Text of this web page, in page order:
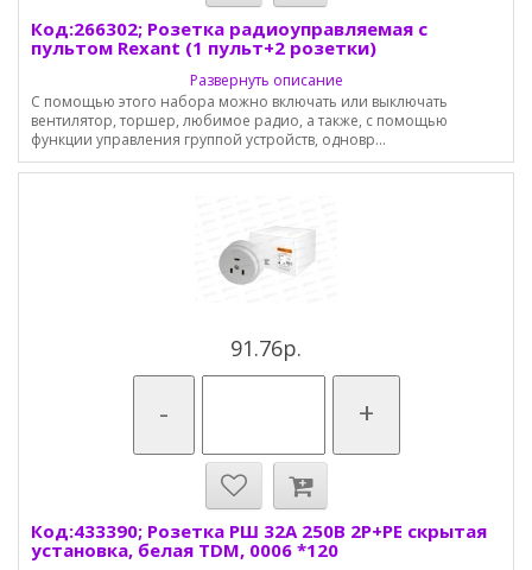
Код:266302; Розетка радиоуправляемая с
пультом Rexant (1 пульт+2 розетки)
Развернуть описание
С помощью этого набора можно включать или выключать
вентилятор, торшер, любимое радио, а также, с помощью
функции управления группой устройств, одновр...
91.76р.
- +
Код:433390; Розетка РШ 32А 250В 2Р+РЕ скрытая
установка, белая TDM, 0006 *120